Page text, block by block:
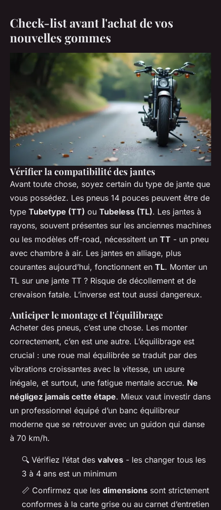
Check-list avant l'achat de vos
nouvelles gommes
Vérifier la compatibilité des jantes
Avant toute chose, soyez certain du type de jante que
vous possédez. Les pneus 14 pouces peuvent être de
type Tubetype (TT) ou Tubeless (TL). Les jantes à
rayons, souvent présentes sur les anciennes machines
ou les modèles off-road, nécessitent un TT - un pneu
avec chambre à air. Les jantes en alliage, plus
courantes aujourd’hui, fonctionnent en TL. Monter un
TL sur une jante TT ? Risque de décollement et de
crevaison fatale. L’inverse est tout aussi dangereux.
Anticiper le montage et l'équilibrage
Acheter des pneus, c’est une chose. Les monter
correctement, c’en est une autre. L’équilibrage est
crucial : une roue mal équilibrée se traduit par des
vibrations croissantes avec la vitesse, un usure
inégale, et surtout, une fatigue mentale accrue. Ne
négligez jamais cette étape. Mieux vaut investir dans
un professionnel équipé d’un banc équilibreur
moderne que se retrouver avec un guidon qui danse
à 70 km/h.
🔍 Vérifiez l’état des valves - les changer tous les
3 à 4 ans est un minimum
📏 Confirmez que les dimensions sont strictement
conformes à la carte grise ou au carnet d’entretien